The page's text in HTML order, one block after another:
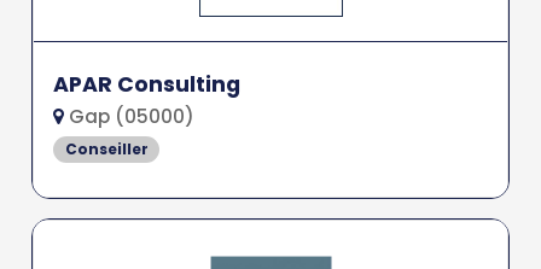
APAR Consulting
Gap (05000)
Conseiller